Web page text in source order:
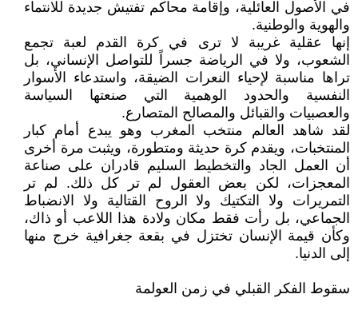
في الأصول العائلية، وإقامة محاكم تفتيش جديدة للانتماء
والهوية والوطنية.
إنها عقلية غريبة لا ترى في كرة القدم لعبة تجمع
الشعوب، ولا في الرياضة جسراً للتواصل الإنساني، بل
تراها مناسبة لإحياء النعرات الضيقة، واستدعاء الأسوار
النفسية والحدود الوهمية التي صنعتها السياسة
والعصبيات والقبائل والمصالح المتصارع.
لقد شاهد العالم منتخب المغرب وهو يبدع أمام كبار
المنتخبات، ويقدم كرة حديثة ومتطورة، ويثبت مرة أخرى
أن العمل الجاد والتخطيط السليم قادران على صناعة
المعجزات، لكن بعض العقول لم تر كل ذلك. لم تر
التمريرات ولا التكتيك ولا الروح القتالية ولا الانضباط
الجماعي، بل رأت فقط مكان ولادة هذا اللاعب أو ذاك،
وكأن قيمة الإنسان تختزل في بقعة جغرافية خرج منها
إلى الدنيا.
سقوط الفكر القبلي في زمن العولمة